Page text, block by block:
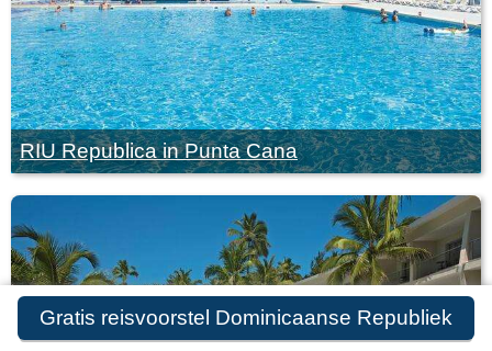
Gratis reisvoorstel Dominicaanse Republiek
RIU Republica in Punta Cana